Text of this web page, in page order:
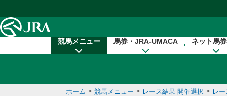
競馬メニュー 馬券・JRA-UMACA ネット馬
ホーム > 競馬メニュー > レース結果 開催選択 > レ